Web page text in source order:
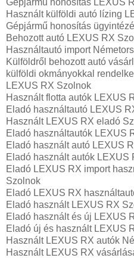
Használt külföldi autó lízing
Gépjármű honosítás
Behozott autó LEXUS RX
Használtautó import
Külföldről behozott autó
külföldi okmányokkal
LEXUS RX Szolnok
Használt flotta autók LEXUS
Eladó használtautó LEXUS
Használt LEXUS RX eladó
Eladó használtautók LEXUS
Eladó használt autó LEXUS
Eladó használt autók LEXUS
Eladó LEXUS RX import
Szolnok
Eladó LEXUS RX
Eladó használt LEXUS RX
Eladó használt és új LEXUS
Eladó új és használt LEXUS
Használt LEXUS RX autók
Használt LEXUS RX